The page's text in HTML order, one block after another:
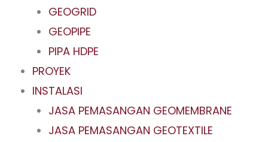
GEOGRID
GEOPIPE
PIPA HDPE
PROYEK
INSTALASI
JASA PEMASANGAN GEOMEMBRANE
JASA PEMASANGAN GEOTEXTILE